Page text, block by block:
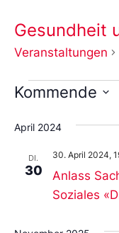
Gesundheit
Veranstaltungen
Kommende
Sie
das
aus.
April 2024
DI.
30
Anlass
Soziales
30. April 2024,